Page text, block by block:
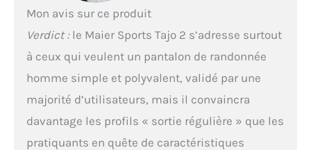
Poche de sécurité
Contenu : 1 x Maier
Sports Tajo 2, Coupe :
Marron, Taille : 50
(W33/L32)
Mon avis sur ce produit
Verdict :le Maier Sports Tajo 2 s’adresse surtout
à ceux qui veulent un pantalon de randonnée
homme simple et polyvalent, validé par une
majorité d’utilisateurs, mais il convaincra
davantage les profils « sortie régulière » que les
pratiquants en quête de caractéristiques